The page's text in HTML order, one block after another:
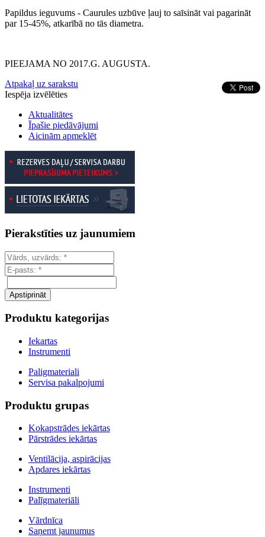
Papildus ieguvums - Caurules uzbūve ļauj to saīsināt vai pagarināt
par 15-45%, atkarībā no tās diametra.
PIEEJAMA NO 2017.G. AUGUSTA.
Atpakaļ uz sarakstu
Iespēja izvēlēties
Aktualitātes
Īpašie piedāvājumi
Aicinām apmeklēt
Pierakstīties uz jaunumiem
Produktu kategorijas
Iekartas
Instrumenti
Paligmateriali
Servisa pakalpojumi
Produktu grupas
Kokapstrādes iekārtas
Pārstrādes iekārtas
Ventilācija, aspirācijas
Apdares iekārtas
Instrumenti
Palīgmateriāli
Vārdnīca
Saņemt jaunumus